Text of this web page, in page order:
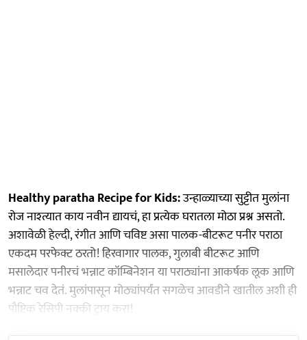
Healthy paratha Recipe for Kids:उन्हाळ्याच्या सुट्टीत मुलांना
रोज नाश्त्यात काय नवीन द्यायचं, हा प्रत्येक घरातला मोठा प्रश्न असतो.
अशावेळी हेल्दी, रंगीत आणि चविष्ट असा पालक-बीटरूट पनीर पराठा
एकदम परफेक्ट ठरतो! हिरवागार पालक, गुलाबी बीटरूट आणि
मसालेदार पनीरचं भन्नाट कॉम्बिनेशन या पराठ्यांना आकर्षक लूक आणि
भन्नाट चव देतं. मुलांपासून मोठ्यांपर्यंत सगळेच आवडीने खातील अशी ही
पौष्टिक रेसिपी नक्की ट्राय करा!